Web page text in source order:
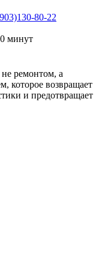
80-22
минут
не ремонтом, а
которое возвращает
и предотвращает